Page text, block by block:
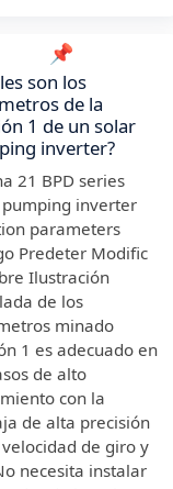
📌
son los
de la
1 de un solar
inverter?
21 BPD series
inverter
parameters
Predeter Modific
Ilustración
de los
minado
1 es adecuado en
de alto
con la
de alta precisión
de giro y
necesita instalar